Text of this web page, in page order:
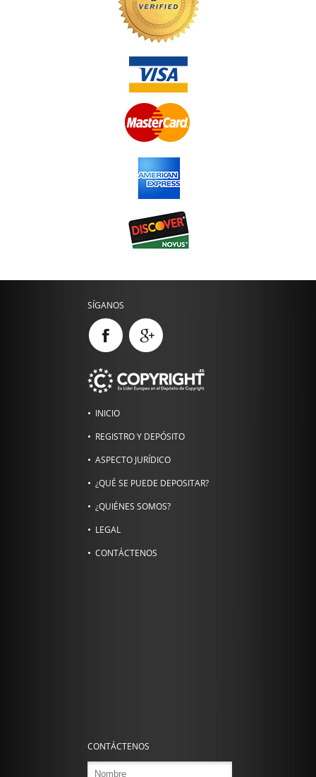
SÍGANOS
INICIO
REGISTRO Y DEPÓSITO
ASPECTO JURÍDICO
¿QUÉ SE PUEDE DEPOSITAR?
¿QUIÉNES SOMOS?
LEGAL
CONTÁCTENOS
CONTÁCTENOS